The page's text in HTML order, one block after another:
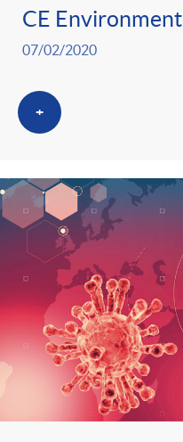
CE Environment
07/02/2020
+